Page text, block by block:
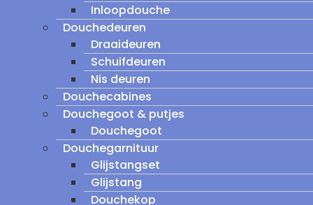
Inloopdouche
Douchedeuren
Draaideuren
Schuifdeuren
Nis deuren
Douchecabines
Douchegoot & putjes
Douchegoot
Douchegarnituur
Glijstangset
Glijstang
Douchekop